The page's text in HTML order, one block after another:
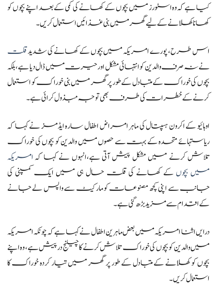
کیا ہے کہ وہ اسٹورز میں بچوں کے کھانے کی کمی کے بعد اپنے بچوں کو
کھانا کھلانے کے لیے گھر میں بنی غذائیں استعمال کریں۔
اس طرح، پورے امریکہ میں بچوں کے کھانے کی شدیدقلت
نے نہ صرف والدین کو انتہائی مشکل اور حیرت میں ڈال دیا ہے، بلکہ
بچوں کی خوراک کے متبادل کے طور پر گھر میں بنی خوراک کو استعمال
کرنے کے خطرات کی طرف بھی توجہ مبذول کرائی ہے۔
اوہائیو کے اکرون ہسپتال کی ماہر امراض اطفال سارہ ایڈمز نے کہا کہ
ریاستہائے متحدہ کے بہت سے حصوں میں والدین کو بچوں کی خوراک
تلاش کرنے میں مشکل پیش آتی ہے،انہوں نے کہا کہامریکہ
میں بچوں کے کھانے کی قلت حال ہی میں ایک کمپنی کی
جانب سے اپنی کچھ مصنوعات کو مارکیٹ سے واپس لے جانے
کے اقدام سے مزید بڑھ گئی ہے۔
درایں اثنا امریکہ میں بعض ماہرین اطفال نے کہا ہے کہ چونکہ امریکہ
میں والدین کو بچوں کی خوراک تلاش کرنے کا چیلنج درپیش ہے، وہ اپنے
بچوں کو کھلانے کے متبادل کے طور پر گھر میں تیار کردہ خوراک کا
استعمال کریں۔